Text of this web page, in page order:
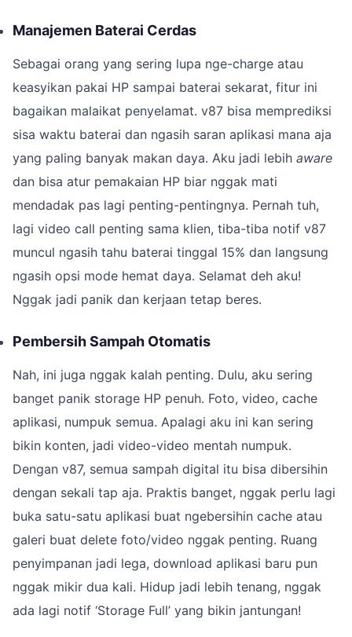
Manajemen Baterai Cerdas
Sebagai orang yang sering lupa nge-charge atau
keasyikan pakai HP sampai baterai sekarat, fitur ini
bagaikan malaikat penyelamat. v87 bisa memprediksi
sisa waktu baterai dan ngasih saran aplikasi mana aja
yang paling banyak makan daya. Aku jadi lebih aware
dan bisa atur pemakaian HP biar nggak mati
mendadak pas lagi penting-pentingnya. Pernah tuh,
lagi video call penting sama klien, tiba-tiba notif v87
muncul ngasih tahu baterai tinggal 15% dan langsung
ngasih opsi mode hemat daya. Selamat deh aku!
Nggak jadi panik dan kerjaan tetap beres.
Pembersih Sampah Otomatis
Nah, ini juga nggak kalah penting. Dulu, aku sering
banget panik storage HP penuh. Foto, video, cache
aplikasi, numpuk semua. Apalagi aku ini kan sering
bikin konten, jadi video-video mentah numpuk.
Dengan v87, semua sampah digital itu bisa dibersihin
dengan sekali tap aja. Praktis banget, nggak perlu lagi
buka satu-satu aplikasi buat ngebersihin cache atau
galeri buat delete foto/video nggak penting. Ruang
penyimpanan jadi lega, download aplikasi baru pun
nggak mikir dua kali. Hidup jadi lebih tenang, nggak
ada lagi notif ‘Storage Full’ yang bikin jantungan!